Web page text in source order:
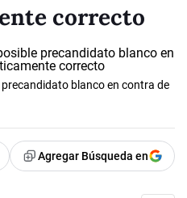
correcto
blanco en contra de
Agregar Búsqueda en